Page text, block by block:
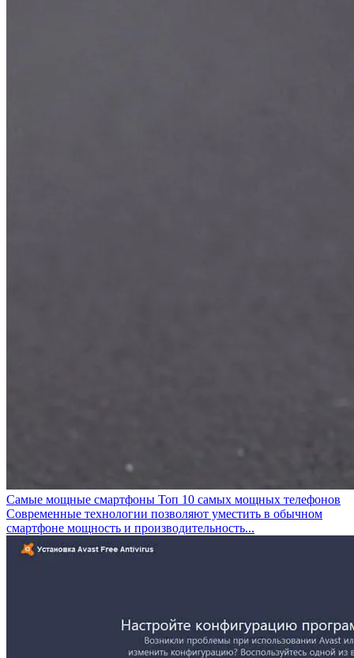
Самые мощные смартфоны Топ 10 самых мощных телефонов
Современные технологии позволяют уместить в обычном
смартфоне мощность и производительность...